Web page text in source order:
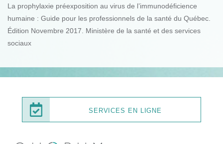
La prophylaxie préexposition au virus de l’immunodéficience
humaine : Guide pour les professionnels de la santé du Québec.
Édition Novembre 2017. Ministère de la santé et des services
sociaux
SERVICES EN LIGNE